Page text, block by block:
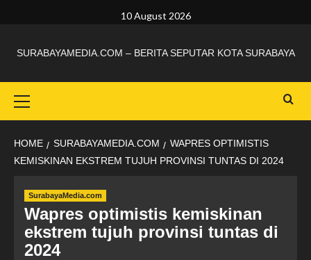
10 August 2026
SURABAYAMEDIA.COM – BERITA SEPUTAR KOTA SURABAYA
HOME SURABAYAMEDIA.COM
WAPRES OPTIMISTIS
KEMISKINAN EKSTREM TUJUH PROVINSI TUNTAS DI 2024
SurabayaMedia.com
Wapres optimistis kemiskinan
ekstrem tujuh provinsi tuntas di
2024